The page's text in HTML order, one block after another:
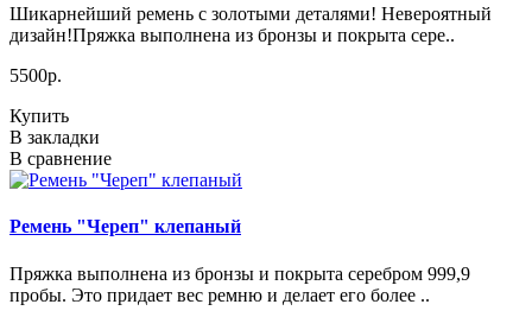
Шикарнейший ремень с золотыми деталями! Невероятный
дизайн!Пряжка выполнена из бронзы и покрыта сере..
5500р.
Купить
В закладки
В сравнение
Ремень "Череп" клепаный
Пряжка выполнена из бронзы и покрыта серебром 999,9
пробы. Это придает вес ремню и делает его более ..